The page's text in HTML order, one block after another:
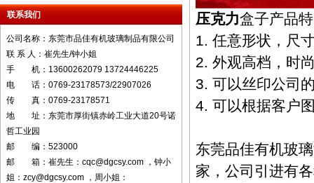
联系我们
公司名称：东莞市品佳有机玻璃制品有限公司
联 系 人：崔先生/钟小姐
手 机：13600262079 13724446225
电 话：0769-23178573/22907026
传 真：0769-23178571
地 址：东莞市厚街镇赤岭工业大道20号诺
哲工业园
邮 编：523000
邮 箱：崔先生：cqc@dgcsy.com ，钟小
姐：zcy@dgcsy.com ，周小姐：
压克力盒子产品
1. 任意形状，尺
2. 外观高档，时
3. 可以丝印公司
4. 可以根据客户
东莞品佳有机玻
家，公司引进有